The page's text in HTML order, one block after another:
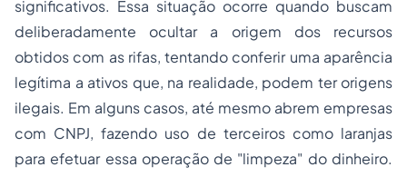
significativos. Essa situação ocorre quando buscam
deliberadamente ocultar a origem dos recursos
obtidos com as rifas, tentando conferir uma aparência
legítima a ativos que, na realidade, podem ter origens
ilegais. Em alguns casos, até mesmo abrem empresas
com CNPJ, fazendo uso de terceiros como laranjas
para efetuar essa operação de "limpeza" do dinheiro.